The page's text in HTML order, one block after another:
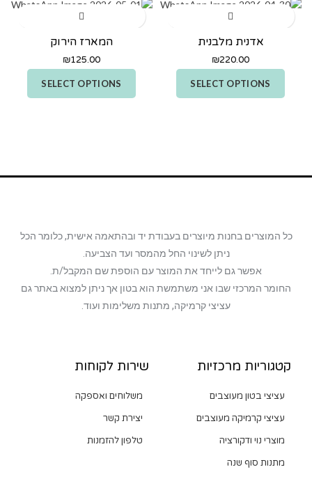
אדנית מלבנית
₪220.00
SELECT OPTIONS
המארז הירוק
₪125.00
SELECT OPTIONS
כל המוצרים בחנות מיוצרים בעבודת יד ובהתאמה אישית, כלומר הכל
ניתן לשינוי החל מהמסר ועד הצביעה.
אפשר גם לייחד את המוצר עם הוספת שם המקבל/ת.
החומר המרכזי שבו אני משתמשת הוא בטון אך ניתן למצוא באתר גם
עציצי קרמיקה, מתנות משלימות ועוד.
קטגוריות מרכזיות
עציצי בטון מעוצבים
עציצי קרמיקה מעוצבים
מוצרי נוי ודקורציה
מתנות סוף שנה
שירות לקוחות
משלוחים ואספקה
יצירת קשר
טלפון להזמנות